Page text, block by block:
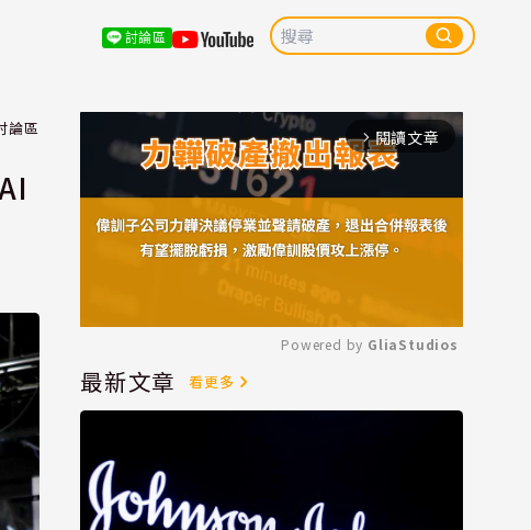
討論區
論區 arrow_forward_ios 閱讀文章
Mute
Powered by GliaStudios
最新文章 看更多